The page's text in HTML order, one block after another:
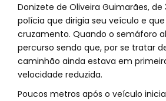
Donizete de Oliveira Guimarães,
polícia que dirigia seu veículo e
cruzamento. Quando o semáforo
percurso sendo que, por se tratar
caminhão ainda estava em
velocidade reduzida.
Poucos metros após o veículo